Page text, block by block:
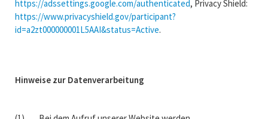
https://adssettings.google.com/authenticated, Privacy Shield:
https://www.privacyshield.gov/participant?
id=a2zt000000001L5AAI&status=Active.
Hinweise zur Datenverarbeitung